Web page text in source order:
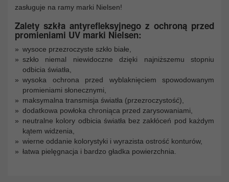
zasługuje na ramy marki Nielsen!
Zalety szkła antyrefleksyjnego z ochroną przed
promieniami UV marki Nielsen:
wysoce przezroczyste szkło białe,
szkło niemal niewidoczne dzięki najniższemu stopniu
odbicia światła,
wysoka ochrona przed wyblaknięciem spowodowanym
promieniami słonecznymi,
maksymalna transmisja światła (przezroczystość),
dodatkowa powłoka chroniąca przed zarysowaniami,
neutralne kolory odbicia światła bez zakłóceń pod każdym
kątem widzenia,
wierne oddanie kolorystyki i wyrazista ostrość konturów,
łatwa pielęgnacja i bardzo gładka powierzchnia.